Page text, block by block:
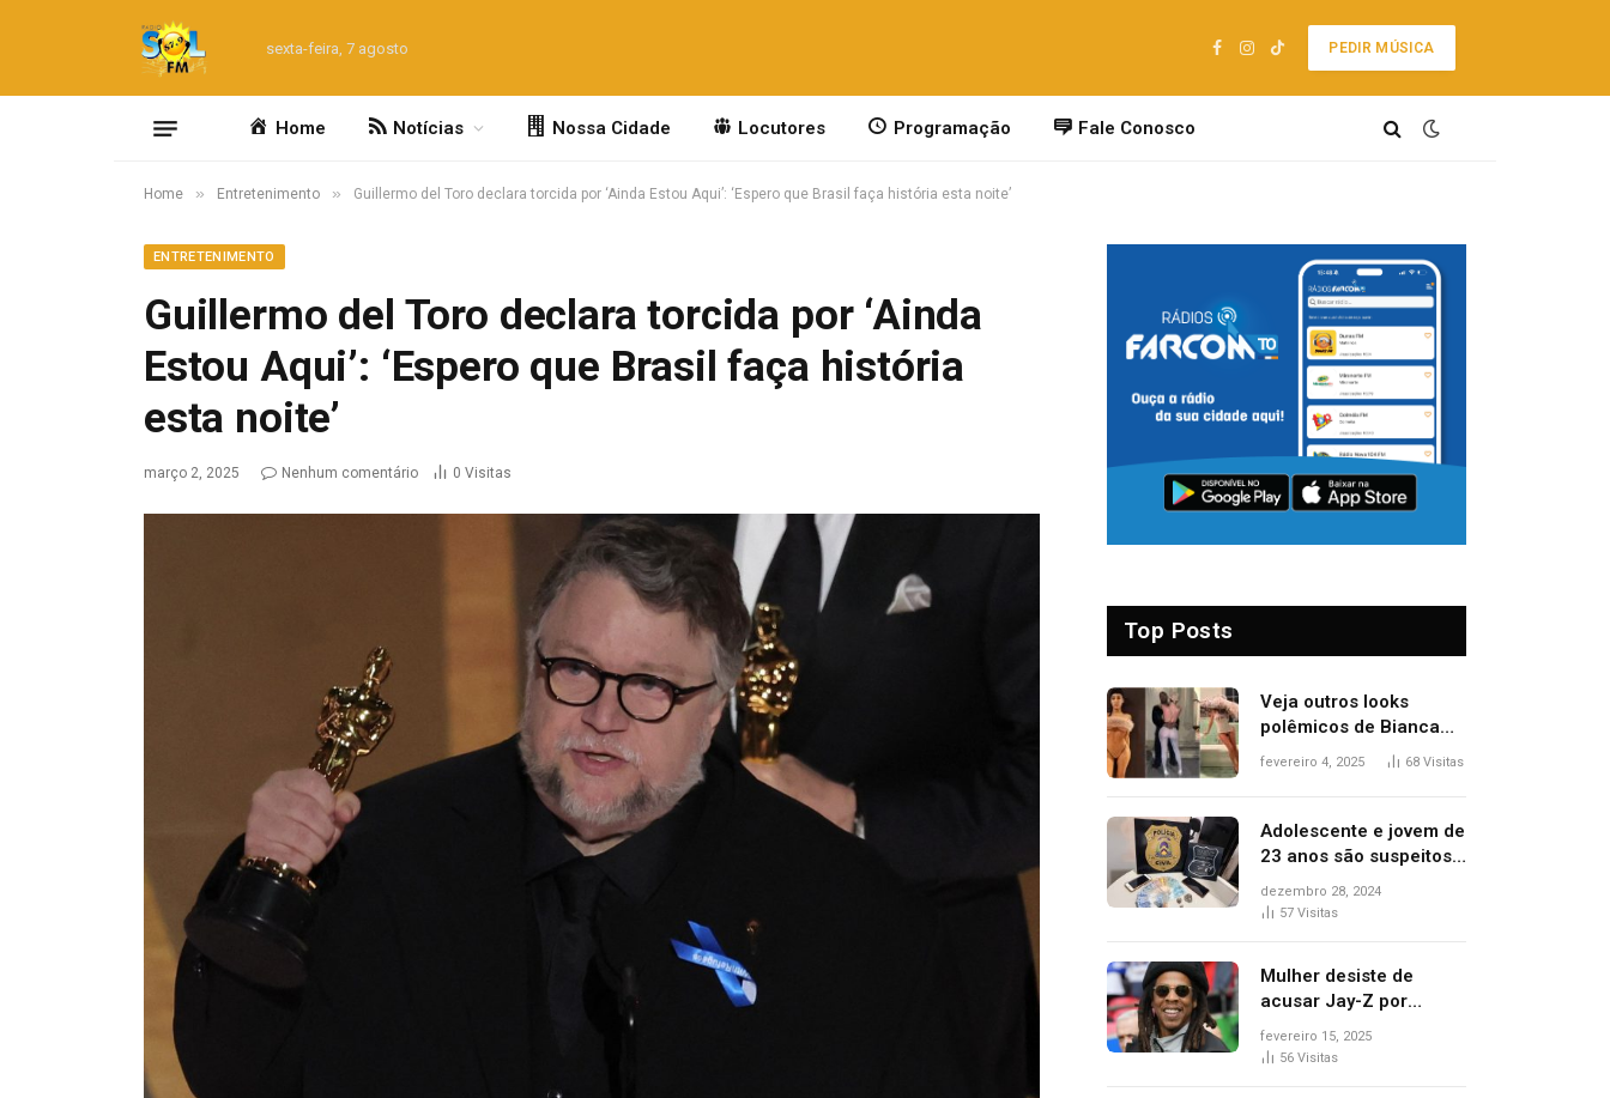
sexta-feira, 7 agosto
Facebook
Instagram
TikTok
PEDIR MÚSICA
Home Notícias Nossa Cidade Locutores Programação Fale Conosco
Home » Entretenimento » Guillermo del Toro declara torcida por ‘Ainda Estou Aqui’: ‘Espero que Brasil faça história esta noite’
ENTRETENIMENTO
Guillermo del Toro declara torcida por ‘Ainda
Estou Aqui’: ‘Espero que Brasil faça história
esta noite’
março 2, 2025 Nenhum comentário 0 Visitas
Top Posts
Veja outros looks
polêmicos de Bianca
Censori, esposa de
Grammy 2025
fevereiro 4, 2025 68 Visitas
Adolescente e jovem de
23 anos são suspeitos
de vender drogas
próximo de delegacia e
dezembro 28, 2024
57 Visitas
Mulher desiste de
acusar Jay-Z por
estupro, diz revista
fevereiro 15, 2025
56 Visitas